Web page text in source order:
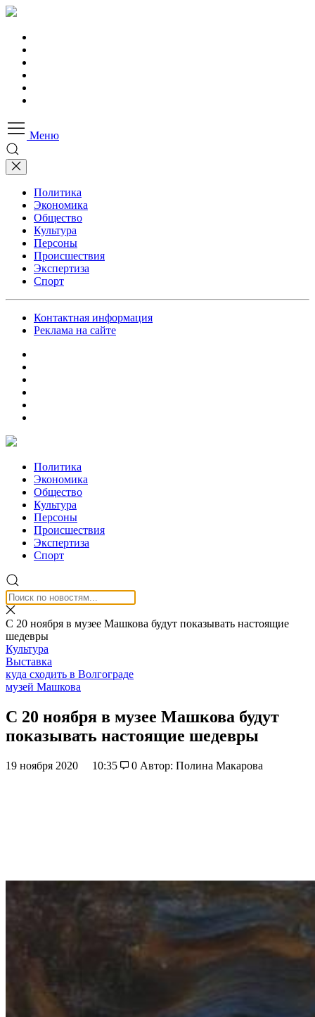
Меню
Политика
Экономика
Общество
Культура
Персоны
Происшествия
Экспертиза
Спорт
Контактная информация
Реклама на сайте
Политика
Экономика
Общество
Культура
Персоны
Происшествия
Экспертиза
Спорт
С 20 ноября в музее Машкова будут показывать настоящие
шедевры
Культура
Выставка
куда сходить в Волгограде
музей Машкова
С 20 ноября в музее Машкова будут
показывать настоящие шедевры
19 ноября 2020 10:35 0 Автор: Полина Макарова